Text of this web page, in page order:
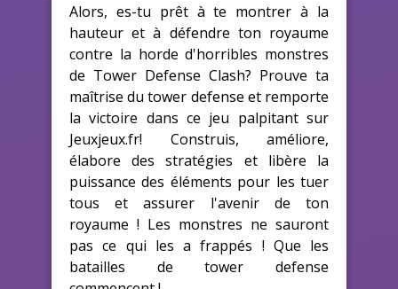
Alors, es-tu prêt à te montrer à la
hauteur et à défendre ton royaume
contre la horde d'horribles monstres
de Tower Defense Clash? Prouve ta
maîtrise du tower defense et remporte
la victoire dans ce jeu palpitant sur
Jeuxjeux.fr! Construis, améliore,
élabore des stratégies et libère la
puissance des éléments pour les tuer
tous et assurer l'avenir de ton
royaume ! Les monstres ne sauront
pas ce qui les a frappés ! Que les
batailles de tower defense